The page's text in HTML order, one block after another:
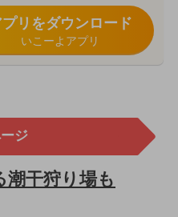
プリをダウンロード
いこーよアプリ
ジ
潮干狩り場も